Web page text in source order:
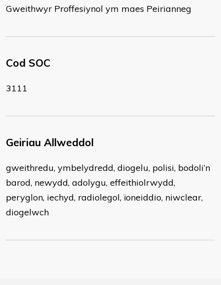
Gweithwyr Proffesiynol ym maes Peirianneg
Cod SOC
3111
Geiriau Allweddol
gweithredu, ymbelydredd, diogelu, polisi, bodoli’n
barod, newydd, adolygu, effeithiolrwydd,
peryglon, iechyd, radiolegol, ïoneiddio, niwclear,
diogelwch